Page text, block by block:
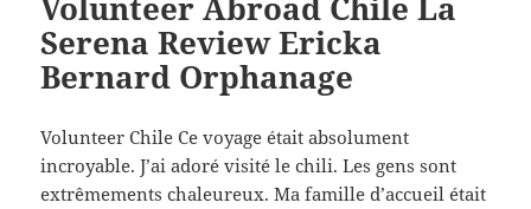
Serena Review Ericka
Bernard Orphanage
Volunteer Chile Ce voyage était absolument
incroyable. J’ai adoré visité le chili. Les gens sont
extrêmements chaleureux. Ma famille d’accueil était